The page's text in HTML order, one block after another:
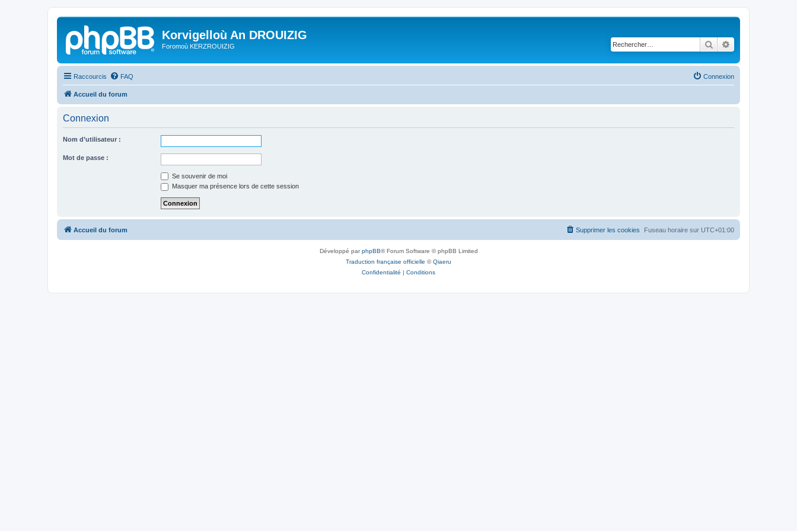
Korvigelloù An DROUIZIG
Foromoù KERZROUIZIG Rechercher
Raccourcis FAQ Connexion
Accueil du forum
Connexion
Nom d’utilisateur :
Mot de passe :
Se souvenir de moi
Masquer ma présence lors de cette session
Accueil du forum Fuseau horaire sur UTC+01:00
Supprimer les cookies
Développé parphpBB® Forum Software © phpBB Limited
Traduction française officielle ©Qiaeru
Confidentialité | Conditions